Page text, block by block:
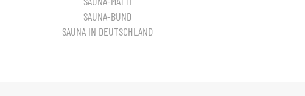
SAUNA-BUND
SAUNA IN DEUTSCHLAND